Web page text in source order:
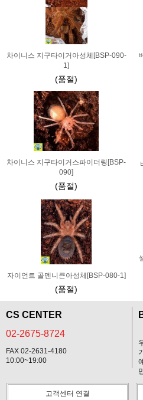
차이니스 지구타이거아성체[BSP-090-
1]
(품절)
차이니스 지구타이거스파이더링[BSP-
090]
(품절)
자이언트 골덴니큰아성체[BSP-080-1]
(품절)
CS CENTER
02-2675-8724
FAX 02-2631-4180
10:00~19:00
고객센터 연결